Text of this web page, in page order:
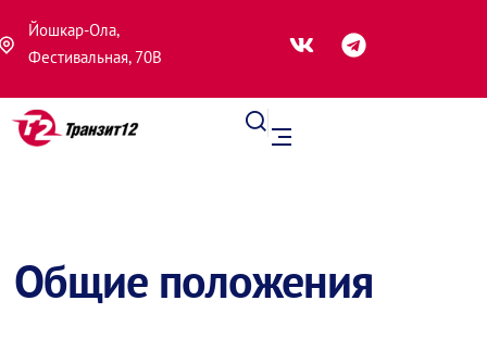
Йошкар-Ола,
Фестивальная, 70В
Общие положения